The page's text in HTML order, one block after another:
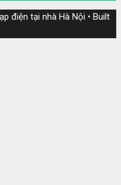
điện tại nhà Hà Nội • Built